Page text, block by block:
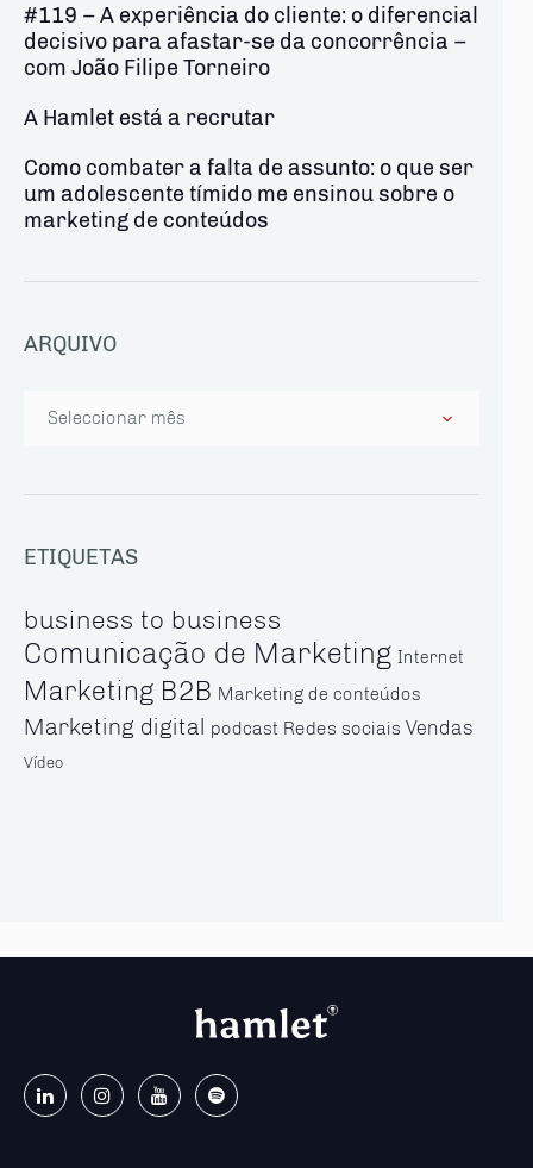
#119 – A experiência do cliente: o diferencial
decisivo para afastar-se da concorrência –
com João Filipe Torneiro
A Hamlet está a recrutar
Como combater a falta de assunto: o que ser
um adolescente tímido me ensinou sobre o
marketing de conteúdos
ARQUIVO
ETIQUETAS
business to business
Comunicação de Marketing Internet
Marketing B2B Marketing de conteúdos
Marketing digital podcast Redes sociais Vendas
Vídeo